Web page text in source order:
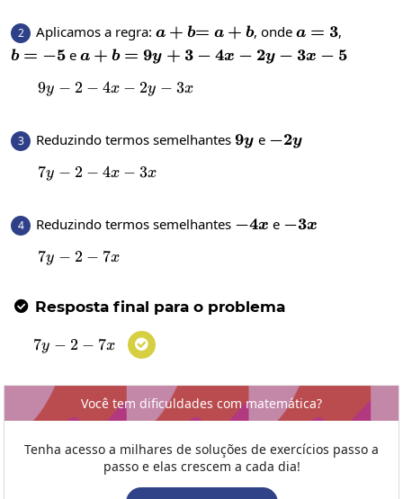
2 Aplicamos a regra: a+b
a + b=a+b
= a + b, onde a=3
a = 3,
b=-5
b = −5 e a+b=9y+3-
a + b = 9y + 3 − 4x − 2y − 3x − 5
9y-2-4x-2y-3x
9y − 2 − 4x − 2y − 3x
3 Reduzindo termos semelhantes 9y
9y e -2y
−2y
7y-2-4x-3x
7y − 2 − 4x − 3x
4 Reduzindo termos semelhantes -4x
−4x e -3x
−3x
7y-2-7x
7y − 2 − 7x
 Resposta final para o problema
7y-2-7x
7y − 2 − 7x 
Você tem dificuldades com matemática?
Tenha acesso a milhares de soluções de exercícios passo a
passo e elas crescem a cada dia!